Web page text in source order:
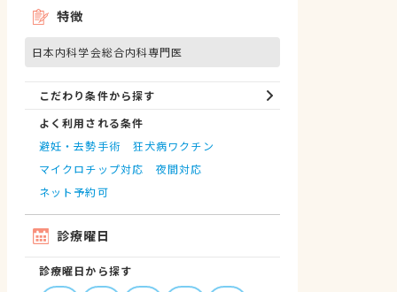
特徴
日本内科学会総合内科専門医
こだわり条件から探す
よく利用される条件
避妊・去勢手術
狂犬病ワクチン
マイクロチップ対応
夜間対応
ネット予約可
診療曜日
診療曜日から探す